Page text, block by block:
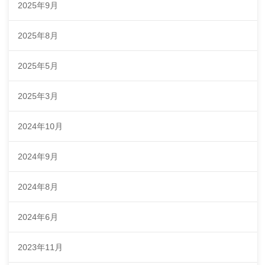
2025年9月
2025年8月
2025年5月
2025年3月
2024年10月
2024年9月
2024年8月
2024年6月
2023年11月